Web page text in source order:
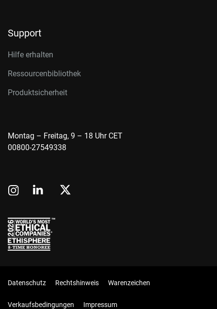
Support
Hilfe erhalten
Ressourcenbibliothek
Produktsicherheit
Montag – Freitag, 9 – 18 Uhr CET
00800-27549338
Datenschutz Rechtshinweis Warenzeichen
Verkaufsbedingungen Impressum